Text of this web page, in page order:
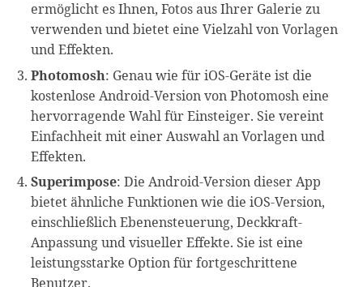
ermöglicht es Ihnen, Fotos aus Ihrer Galerie zu
verwenden und bietet eine Vielzahl von Vorlagen
und Effekten.
Photomosh: Genau wie für iOS-Geräte ist die
kostenlose Android-Version von Photomosh eine
hervorragende Wahl für Einsteiger. Sie vereint
Einfachheit mit einer Auswahl an Vorlagen und
Effekten.
Superimpose: Die Android-Version dieser App
bietet ähnliche Funktionen wie die iOS-Version,
einschließlich Ebenensteuerung, Deckkraft-
Anpassung und visueller Effekte. Sie ist eine
leistungsstarke Option für fortgeschrittene
Benutzer.